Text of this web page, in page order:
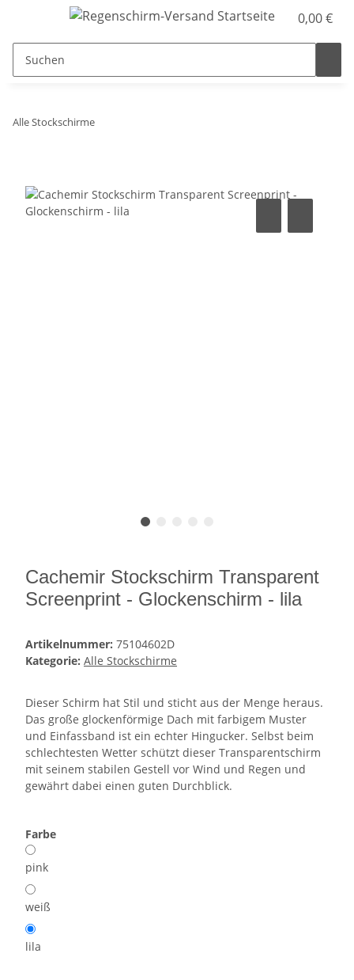
0,00 €
Alle Stockschirme
Cachemir Stockschirm Transparent
Screenprint - Glockenschirm - lila
Artikelnummer: 75104602D
Kategorie: Alle Stockschirme
Dieser Schirm hat Stil und sticht aus der Menge heraus.
Das große glockenförmige Dach mit farbigem Muster
und Einfassband ist ein echter Hingucker. Selbst beim
schlechtesten Wetter schützt dieser Transparentschirm
mit seinem stabilen Gestell vor Wind und Regen und
gewährt dabei einen guten Durchblick.
Farbe
pink
weiß
lila